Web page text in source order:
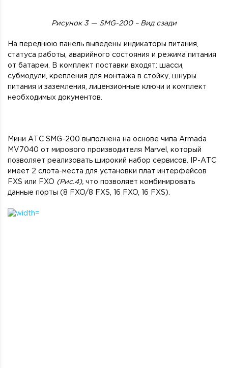
Рисунок 3 — SMG-200 – Вид сзади
На переднюю панель выведены индикаторы питания,
статуса работы, аварийного состояния и режима питания
от батареи. В комплект поставки входят: шасси,
субмодули, крепления для монтажа в стойку, шнуры
питания и заземления, лицензионные ключи и комплект
необходимых документов.
Мини АТС SMG-200 выполнена на основе чипа Аrmada
MV7040 от мирового производителя Marvel, который
позволяет реализовать широкий набор сервисов. IP-АТС
имеет 2 слота-места для установки плат интерфейсов
FXS или FXO (Рис.4), что позволяет комбинировать
данные порты (8 FXO/8 FXS, 16 FXO, 16 FXS).